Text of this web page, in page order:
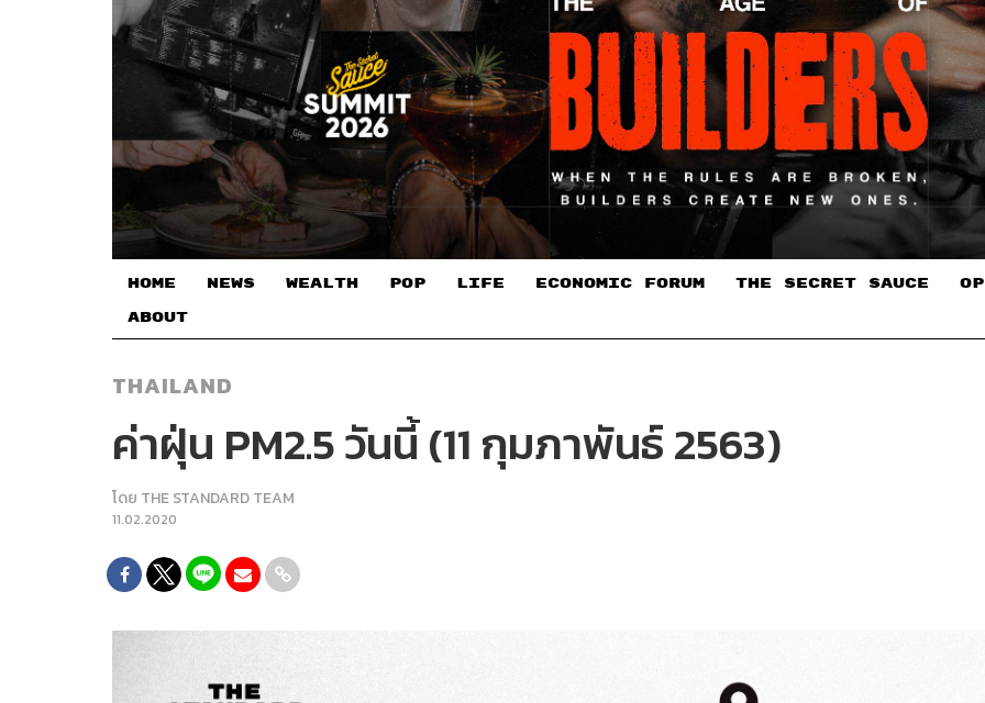
HOME NEWS WEALTH POP LIFE ECONOMIC FORUM THE SECRET SAUCE​
ABOUT
THAILAND
ค่าฝุ่น PM2.5 วันนี้ (11 กุมภาพันธ์ 2563)
โดย THE STANDARD TEAM
11.02.2020